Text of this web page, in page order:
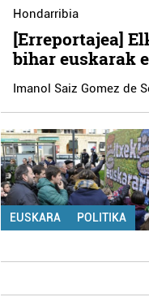
Hondarribia
[Erreportajea]
bihar euskarak
Imanol Saiz Gomez de
EUSKARA POLITIKA